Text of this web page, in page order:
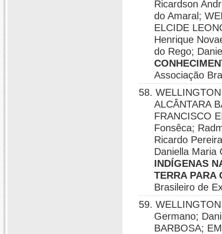
Ricardson
do Amaral;
ELCIDE
Henrique
do Rego;
Associação
58.
ALCÂNTARA
FRANCISCO
Fonsêca;
Ricardo
Daniella Maria
INDÍGENAS
TERRA PARA
Brasileiro de
59.
Germano;
BARBOSA;